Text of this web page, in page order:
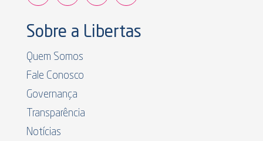
Sobre a Libertas
Quem Somos
Fale Conosco
Governança
Transparência
Notícias